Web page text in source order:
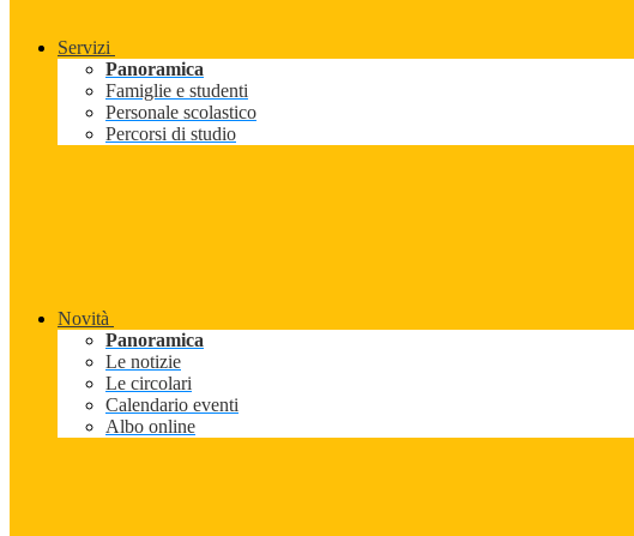
Servizi
Panoramica
Famiglie e studenti
Personale scolastico
Percorsi di studio
Novità
Panoramica
Le notizie
Le circolari
Calendario eventi
Albo online